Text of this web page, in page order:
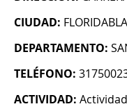
CIUDAD:
DEPARTAMENTO:
TELÉFONO:
ACTIVIDAD: